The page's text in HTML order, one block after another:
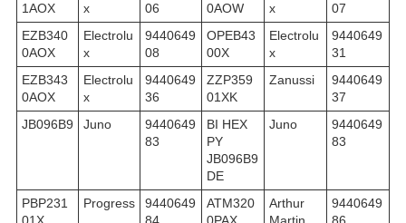
1AOX
x
06
0AOW
x
07
EZB340
0AOX
Electrolu
x
9440649
08
OPEB43
00X
Electrolu
x
9440649
31
EZB343
0AOX
Electrolu
x
9440649
36
ZZP359
01XK
Zanussi
9440649
37
JB096B9
Juno
9440649
83
BI HEX
PY
JB096B9
DE
Juno
9440649
83
PBP231
Progress
9440649
ATM320
Arthur
9440649